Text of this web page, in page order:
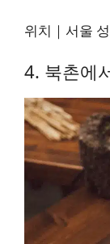
위치｜서울
4. 북촌에